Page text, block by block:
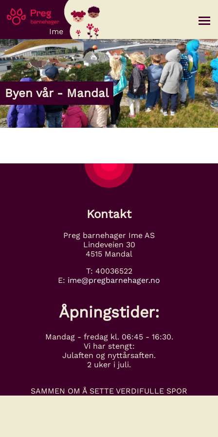
Ime
Om oss
Avdelinger
Kontakt
Byen vår - Mandal
Kontakt
Preg barnehager Ime AS
Lindeveien 30
4515 Mandal
T: 40036522
E: ime@pregbarnehager.no
Åpningstider:
Mandag - fredag kl. 06:45 - 16:30.
Vi har stengt:
Julaften og nyttårsaften.
2 uker i juli.
SAMMEN OM Å SETTE VERDIFULLE SPOR